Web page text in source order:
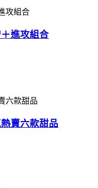
進攻組合
賣六款甜品